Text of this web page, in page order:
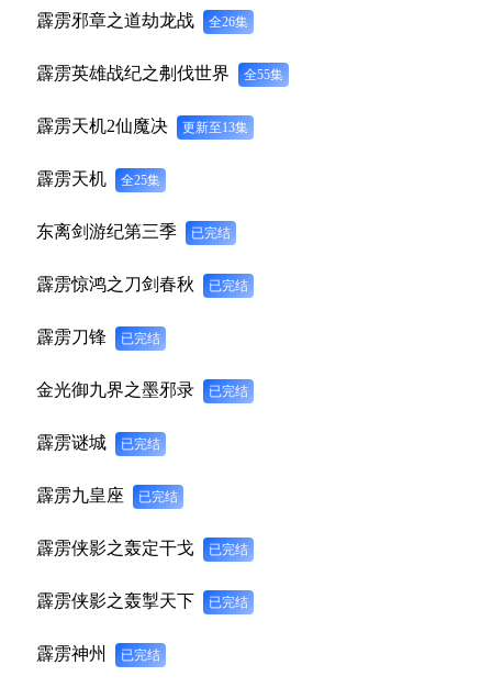
霹雳邪章之道劫龙战 全26集
霹雳英雄战纪之刜伐世界 全55集
霹雳天机2仙魔决 更新至13集
霹雳天机 全25集
东离剑游纪第三季 已完结
霹雳惊鸿之刀剑春秋 已完结
霹雳刀锋 已完结
金光御九界之墨邪录 已完结
霹雳谜城 已完结
霹雳九皇座 已完结
霹雳侠影之轰定干戈 已完结
霹雳侠影之轰掣天下 已完结
霹雳神州 已完结